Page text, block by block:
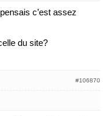
c’est assez
du site?
#106870